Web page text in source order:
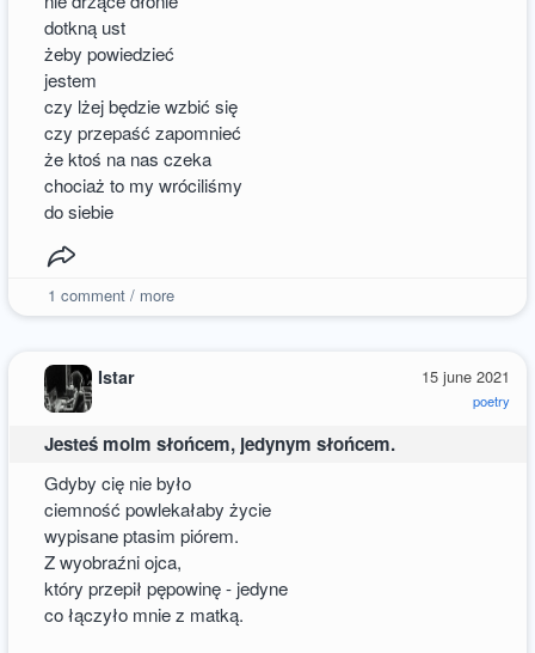
dotkną ust
żeby powiedzieć
jestem
czy lżej będzie wzbić się
czy przepaść zapomnieć
że ktoś na nas czeka
chociaż to my wróciliśmy
do siebie
1 comment / more
15 june 2021
poetry
Istar
Jesteś moim słońcem, jedynym słońcem.
Gdyby cię nie było
ciemność powlekałaby życie
wypisane ptasim piórem.
Z wyobraźni ojca,
który przepił pępowinę - jedyne
co łączyło mnie z matką.